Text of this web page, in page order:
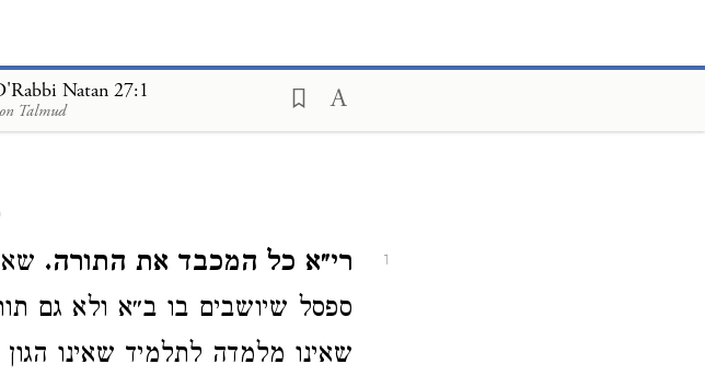
Natan 27:1
Talmud
1 רי״א כל המכבד את התורה.
ספסל שיושבים בו ב״א ולא גם
שאינו מלמדה לתלמיד שאינו